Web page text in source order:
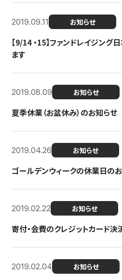
2019.09.11 お知らせ
【9/14 ・15】ファンドレイジング
ます
2019.08.09 お知らせ
夏季休業（お盆休み）のお知らせ
2019.04.26 お知らせ
ゴールデンウィークの休業日の
2019.02.22 お知らせ
寄付・会費のクレジットカード
2019.02.04 お知らせ